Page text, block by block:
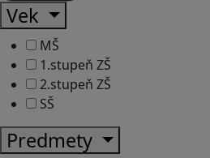
Vek
MŠ
1.stupeň ZŠ
2.stupeň ZŠ
SŠ
Predmety